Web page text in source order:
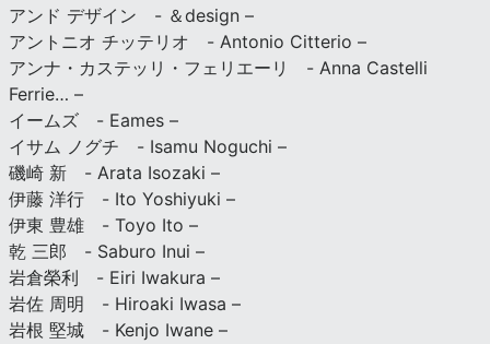
アンド デザイン - ＆design –
アントニオ チッテリオ - Antonio Citterio –
アンナ・カステッリ・フェリエーリ - Anna Castelli
Ferrie… –
イームズ - Eames –
イサム ノグチ - Isamu Noguchi –
磯崎 新 - Arata Isozaki –
伊藤 洋行 - Ito Yoshiyuki –
伊東 豊雄 - Toyo Ito –
乾 三郎 - Saburo Inui –
岩倉榮利 - Eiri Iwakura –
岩佐 周明 - Hiroaki Iwasa –
岩根 堅城 - Kenjo Iwane –